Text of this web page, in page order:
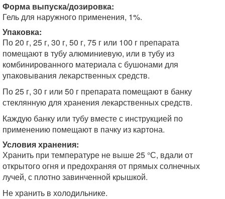
Форма выпуска/дозировка:
Гель для наружного применения, 1%.
Упаковка:
По 20 г, 25 г, 30 г, 50 г, 75 г или 100 г препарата
помещают в тубу алюминиевую, или в тубу из
комбинированного материала с бушонами для
упаковывания лекарственных средств.
По 25 г, 30 г или 50 г препарата помещают в банку
стеклянную для хранения лекарственных средств.
Каждую банку или тубу вместе с инструкцией по
применению помещают в пачку из картона.
Условия хранения:
Хранить при температуре не выше 25 °С, вдали от
открытого огня и предохраняя от прямых солнечных
лучей, с плотно завинченной крышкой.
Не хранить в холодильнике.